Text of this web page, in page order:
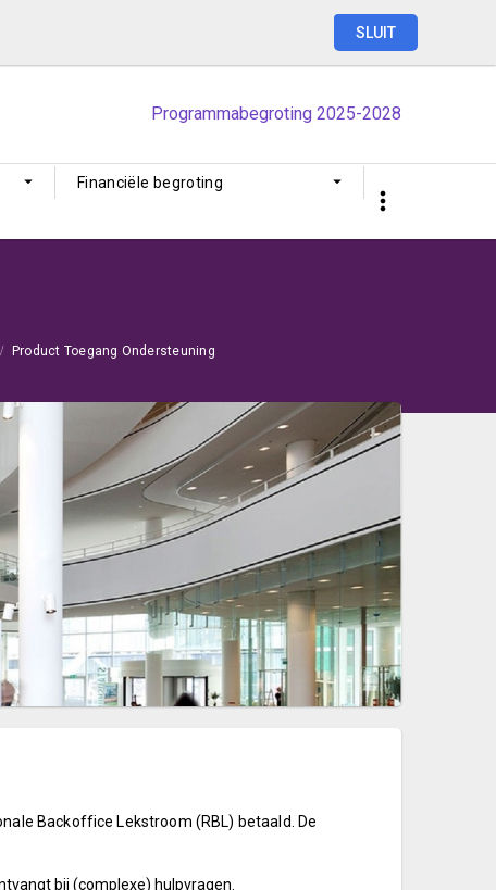
SLUIT
Programmabegroting 2025-2028
Financiële begroting
Product Toegang Ondersteuning
Backoffice Lekstroom (RBL) betaald. De
bij (complexe) hulpvragen.